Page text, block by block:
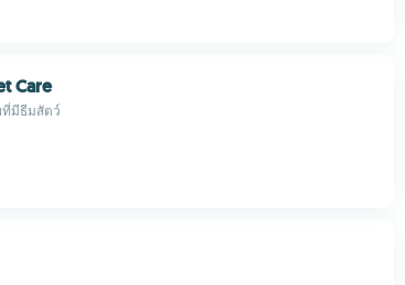
Care
ที่มีธีมสัตว์